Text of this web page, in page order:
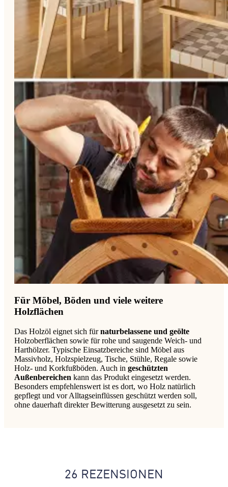
Für Möbel, Böden und viele weitere
Holzflächen
Das Holzöl eignet sich fürnaturbelassene und geölte
Holzoberflächen sowie für rohe und saugende Weich- und
Harthölzer. Typische Einsatzbereiche sind Möbel aus
Massivholz, Holzspielzeug, Tische, Stühle, Regale sowie
Holz- und Korkfußböden. Auch in geschützten
Außenbereichen kann das Produkt eingesetzt werden.
Besonders empfehlenswert ist es dort, wo Holz natürlich
gepflegt und vor Alltagseinflüssen geschützt werden soll,
ohne dauerhaft direkter Bewitterung ausgesetzt zu sein.
26 REZENSIONEN